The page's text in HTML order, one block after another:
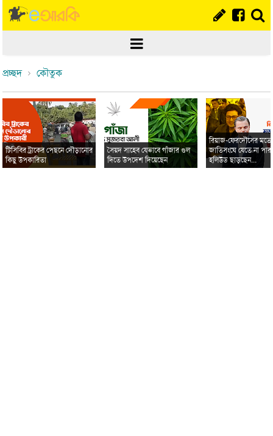
প্রচ্ছদ কৌতুক
টিসিবির ট্রাকের পেছনে দৌড়ানোর
কিছু উপকারিতা
সৈয়দ সাহেব যেভাবে গাঁজার গুল
দিতে উপদেশ দিয়েছেন
রিয়াজ-ফেরদৌসের মতো
জাতিসংঘে যেতে না
হলিউড ছাড়ছেন...